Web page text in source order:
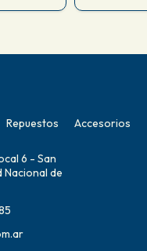
Repuestos Accesorios
6 - San
Nacional de